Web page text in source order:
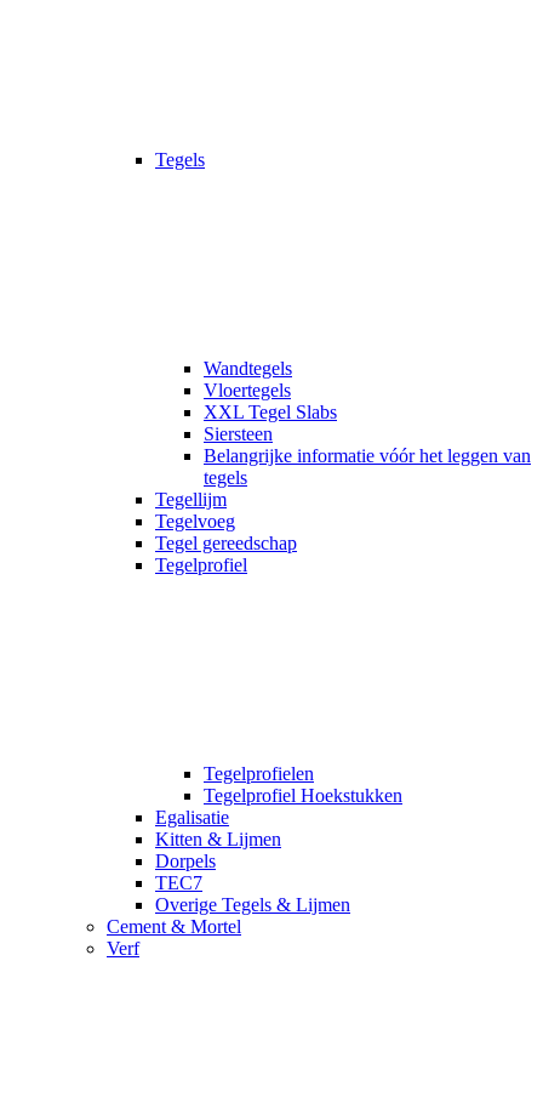
Tegels
Wandtegels
Vloertegels
XXL Tegel Slabs
Siersteen
Belangrijke informatie vóór het leggen van
tegels
Tegellijm
Tegelvoeg
Tegel gereedschap
Tegelprofiel
Tegelprofielen
Tegelprofiel Hoekstukken
Egalisatie
Kitten & Lijmen
Dorpels
TEC7
Overige Tegels & Lijmen
Cement & Mortel
Verf